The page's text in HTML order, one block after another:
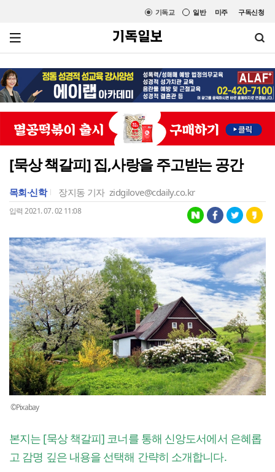
미주 구독신청
일반
기독교
[묵상 책갈피] 집,사랑을 주고받는 공간
목회·신학 장지동 기자 zidgilove@cdaily.co.kr
입력 2021. 07. 02 11:08
©Pixabay
본지는 [묵상 책갈피] 코너를 통해 신앙도서에서 은혜롭
고 감명 깊은 내용을 선택해 간략히 소개합니다.